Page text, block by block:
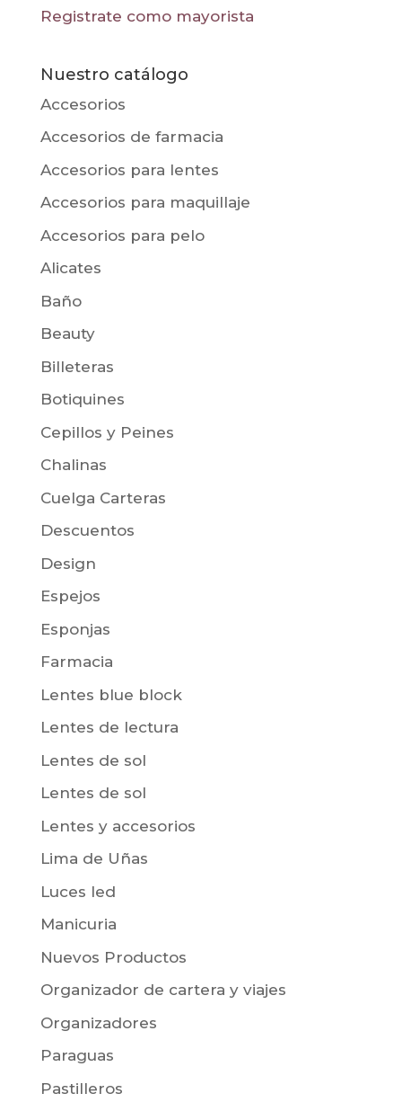
Registrate como mayorista
Nuestro catálogo
Accesorios
Accesorios de farmacia
Accesorios para lentes
Accesorios para maquillaje
Accesorios para pelo
Alicates
Baño
Beauty
Billeteras
Botiquines
Cepillos y Peines
Chalinas
Cuelga Carteras
Descuentos
Design
Espejos
Esponjas
Farmacia
Lentes blue block
Lentes de lectura
Lentes de sol
Lentes de sol
Lentes y accesorios
Lima de Uñas
Luces led
Manicuria
Nuevos Productos
Organizador de cartera y viajes
Organizadores
Paraguas
Pastilleros